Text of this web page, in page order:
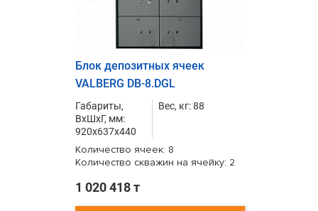
Блок депозитных ячеек
VALBERG DB-8.DGL
Габариты,
ВxШxГ, мм:
920x637x440
Вес, кг: 88
Количество ячеек: 8
Количество скважин на ячейку: 2
1 020 418 т